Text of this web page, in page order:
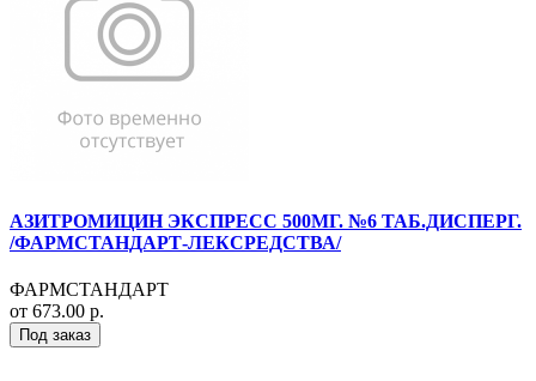
АЗИТРОМИЦИН ЭКСПРЕСС 500МГ. №6 ТАБ.ДИСПЕРГ.
/ФАРМСТАНДАРТ-ЛЕКСРЕДСТВА/
ФАРМСТАНДАРТ
от 673.00 р.
Под заказ